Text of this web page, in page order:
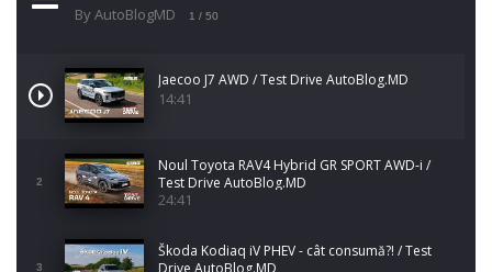
By AutoBlogMD 1 / 50
Jaecoo J7 AWD / Test Drive AutoBlog.MD
14:41
2
Noul Toyota RAV4 Hybrid GR SPORT AWD-i /
Test Drive AutoBlog.MD
24:41
3
Škoda Kodiaq iV PHEV - cât consumă?! / Test
Drive AutoBlog.MD